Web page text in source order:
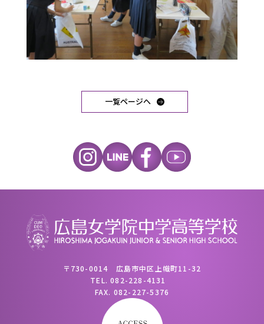
一覧ページへ
〒730-0014 広島市中区上幟町11-32
TEL.082-228-4131
FAX. 082-227-5376